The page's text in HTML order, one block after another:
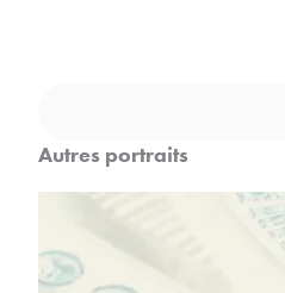
Autres portraits